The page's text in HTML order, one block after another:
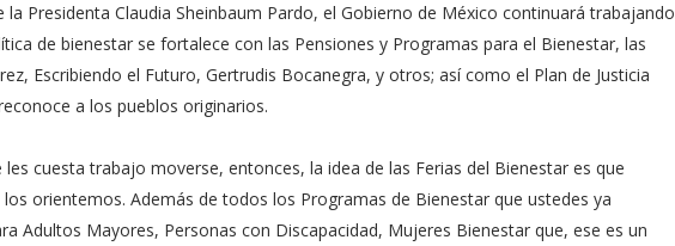
Presidenta Claudia Sheinbaum Pardo, el Gobierno de México continuará trabajando
de bienestar se fortalece con las Pensiones y Programas para el Bienestar, las
Escribiendo el Futuro, Gertrudis Bocanegra, y otros; así como el Plan de Justicia
a los pueblos originarios.
les cuesta trabajo moverse, entonces, la idea de las Ferias del Bienestar es que
orientemos. Además de todos los Programas de Bienestar que ustedes ya
Adultos Mayores, Personas con Discapacidad, Mujeres Bienestar que, ese es un